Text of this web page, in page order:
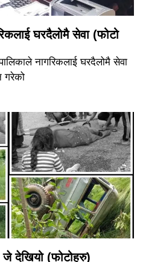
घरदैलोमै सेवा (फोटो
नागरिकलाई घरदैलोमै सेवा
गरेको
जे देखियो (फोटोहरु)